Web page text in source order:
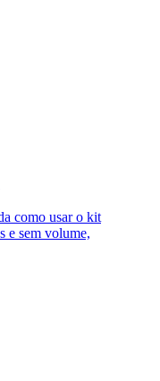
como usar o kit
e sem volume,